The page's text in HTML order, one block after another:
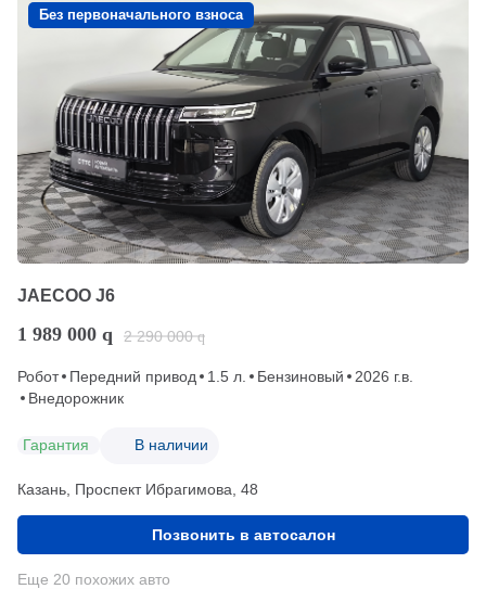
Без первоначального взноса
JAECOO J6
1 989 000 q 2 290 000 q
Робот Передний привод 1.5 л. Бензиновый
2026 г.в.
Внедорожник
Гарантия В наличии
Казань, Проспект Ибрагимова, 48
Позвонить в автосалон
Еще 20 похожих авто